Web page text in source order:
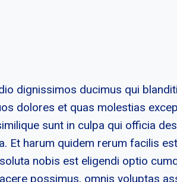
dignissimos ducimus qui
dolores et quas molestias
sunt in culpa qui officia
Et harum quidem rerum facilis
nobis est eligendi optio
possimus, omnis voluptas